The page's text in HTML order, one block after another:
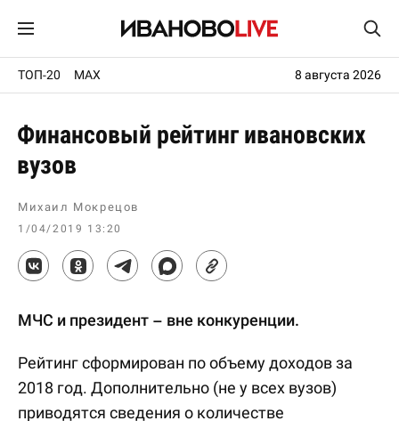
ТОП-20 MAX 8 августа 2026
Финансовый рейтинг ивановских
вузов
Михаил Мокрецов
1/04/2019 13:20
МЧС и президент – вне конкуренции.
Рейтинг сформирован по объему доходов за
2018 год. Дополнительно (не у всех вузов)
приводятся сведения о количестве